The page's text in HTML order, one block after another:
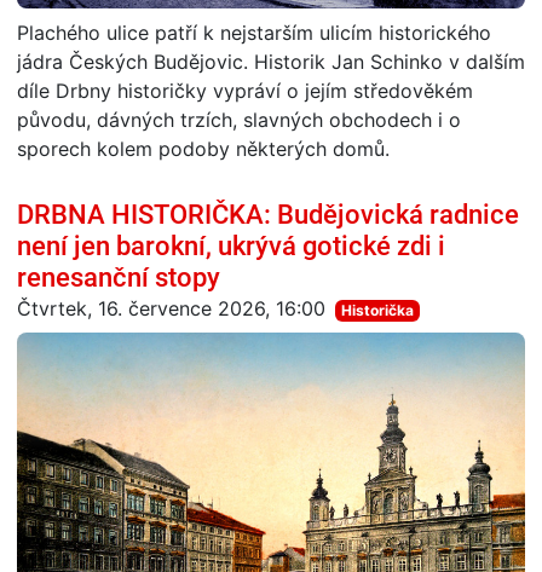
Plachého ulice patří k nejstarším ulicím historického
jádra Českých Budějovic. Historik Jan Schinko v dalším
díle Drbny historičky vypráví o jejím středověkém
původu, dávných trzích, slavných obchodech i o
sporech kolem podoby některých domů.
DRBNA HISTORIČKA: Budějovická radnice
není jen barokní, ukrývá gotické zdi i
renesanční stopy
Čtvrtek, 16. července 2026, 16:00 Historička